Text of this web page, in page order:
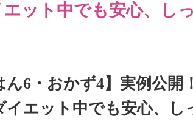
ット中でも安心、し
ん6・おかず4】実例公
イエット中でも安心、